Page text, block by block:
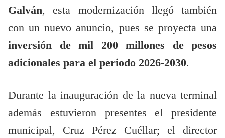
Galván, esta modernización llegó también
con un nuevo anuncio, pues se proyecta una
inversión de mil 200 millones de pesos
adicionales para el periodo 2026-2030.
Durante la inauguración de la nueva terminal
además estuvieron presentes el presidente
municipal, Cruz Pérez Cuéllar; el director